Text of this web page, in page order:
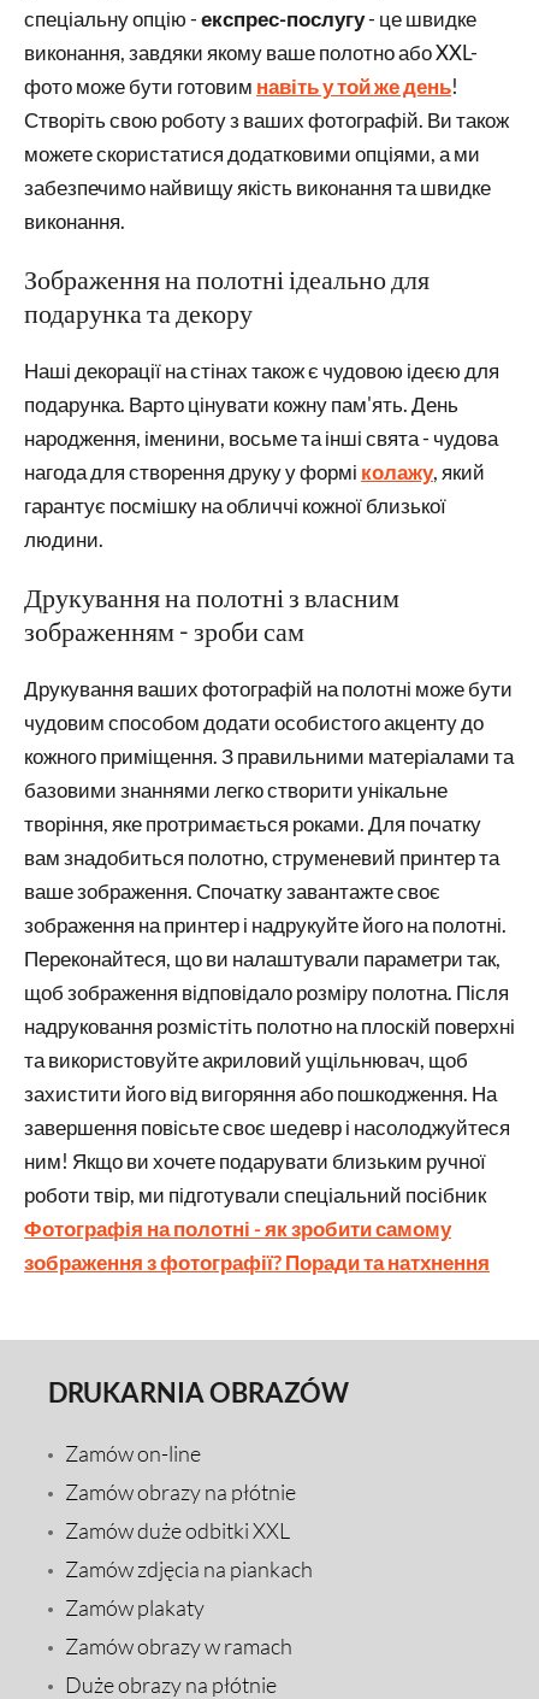
спеціальну опцію -експрес-послугу- це швидке
виконання, завдяки якому ваше полотно або XXL-
фото може бути готовим навіть у той же день!
Створіть свою роботу з ваших фотографій. Ви також
можете скористатися додатковими опціями, а ми
забезпечимо найвищу якість виконання та швидке
виконання.
Зображення на полотні ідеально для
подарунка та декору
Наші декорації на стінах також є чудовою ідеєю для
подарунка. Варто цінувати кожну пам'ять. День
народження, іменини, восьме та інші свята - чудова
нагода для створення друку у формі колажу, який
гарантує посмішку на обличчі кожної близької
людини.
Друкування на полотні з власним
зображенням - зроби сам
Друкування ваших фотографій на полотні може бути
чудовим способом додати особистого акценту до
кожного приміщення. З правильними матеріалами та
базовими знаннями легко створити унікальне
творіння, яке протримається роками. Для початку
вам знадобиться полотно, струменевий принтер та
ваше зображення. Спочатку завантажте своє
зображення на принтер і надрукуйте його на полотні.
Переконайтеся, що ви налаштували параметри так,
щоб зображення відповідало розміру полотна. Після
надруковання розмістіть полотно на плоскій поверхні
та використовуйте акриловий ущільнювач, щоб
захистити його від вигоряння або пошкодження. На
завершення повісьте своє шедевр і насолоджуйтеся
ним! Якщо ви хочете подарувати близьким ручної
роботи твір, ми підготували спеціальний посібник
Фотографія на полотні - як зробити самому
зображення з фотографії? Поради та натхнення
DRUKARNIA OBRAZÓW
Zamów on-line
Zamów obrazy na płótnie
Zamów duże odbitki XXL
Zamów zdjęcia na piankach
Zamów plakaty
Zamów obrazy w ramach
Duże obrazy na płótnie